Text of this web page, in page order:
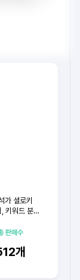
셜로키
키워드 분석
판매수
개